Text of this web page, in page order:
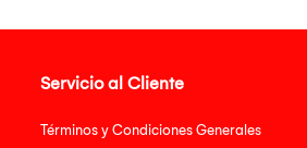
Servicio al Cliente
Términos y Condiciones Generales